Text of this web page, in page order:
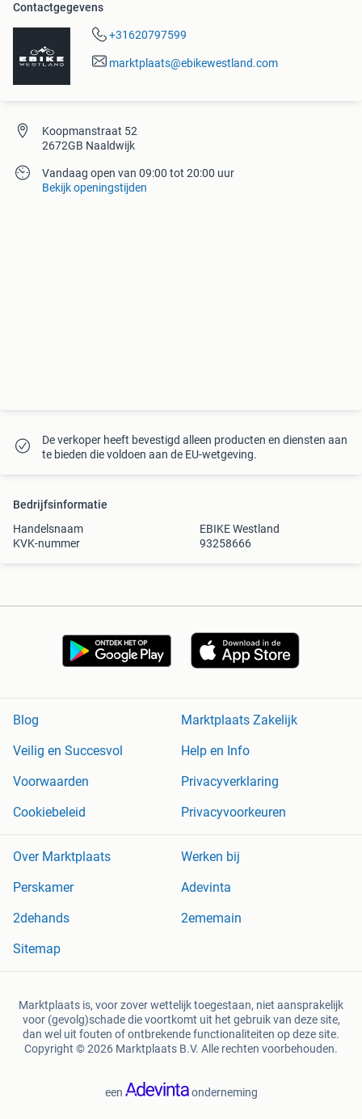
Contactgegevens
+31620797599
marktplaats@ebikewestland.com
Koopmanstraat 52
2672GB Naaldwijk
Vandaag open van 09:00 tot 20:00 uur
Bekijk openingstijden
De verkoper heeft bevestigd alleen producten en diensten aan
te bieden die voldoen aan de EU-wetgeving.
Bedrijfsinformatie
Handelsnaam
EBIKE Westland
KVK-nummer
93258666
Blog
Marktplaats Zakelijk
Veilig en Succesvol
Help en Info
Voorwaarden
Privacyverklaring
Cookiebeleid
Privacyvoorkeuren
Over Marktplaats
Werken bij
Perskamer
Adevinta
2dehands
2ememain
Sitemap
Marktplaats is, voor zover wettelijk toegestaan, niet aansprakelijk
voor (gevolg)schade die voortkomt uit het gebruik van deze site,
dan wel uit fouten of ontbrekende functionaliteiten op deze site.
Copyright © 2026 Marktplaats B.V. Alle rechten voorbehouden.
een onderneming